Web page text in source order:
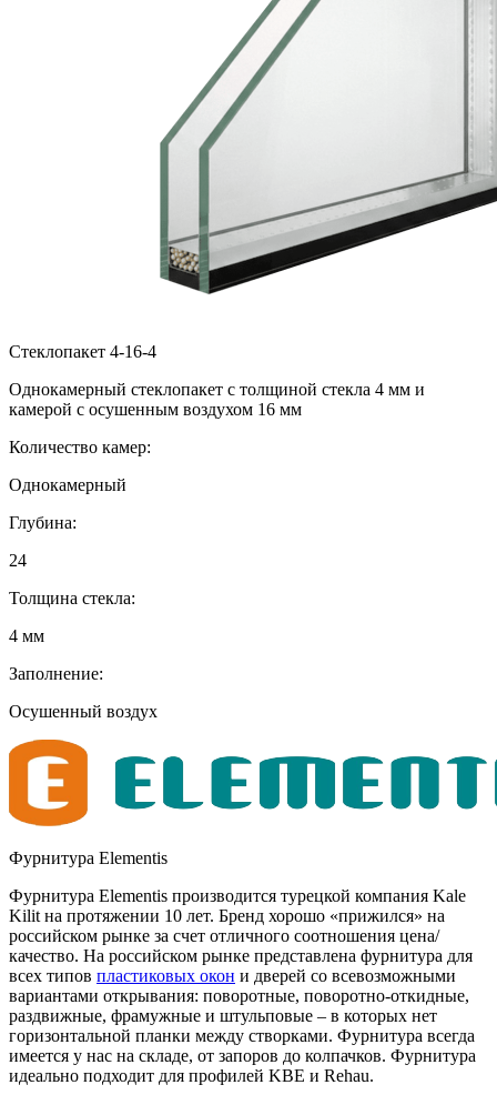
Стеклопакет 4-16-4
Однокамерный стеклопакет с толщиной стекла 4 мм и
камерой с осушенным воздухом 16 мм
Количество камер:
Однокамерный
Глубина:
24
Толщина стекла:
4 мм
Заполнение:
Осушенный воздух
Фурнитура Elementis
Фурнитура Elementis производится турецкой компания Kale
Kilit на протяжении 10 лет. Бренд хорошо «прижился» на
российском рынке за счет отличного соотношения цена/
качество. На российском рынке представлена фурнитура для
всех типов пластиковых окон и дверей со всевозможными
вариантами открывания: поворотные, поворотно-откидные,
раздвижные, фрамужные и штульповые – в которых нет
горизонтальной планки между створками. Фурнитура всегда
имеется у нас на складе, от запоров до колпачков. Фурнитура
идеально подходит для профилей KBE и Rehau.